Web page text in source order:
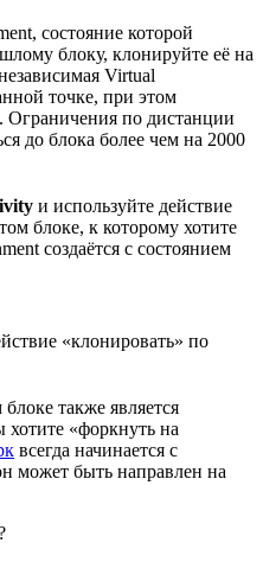
состояние которой
блоку, клонируйте её на
Virtual
точке, при этом
Ограничения по дистанции
до блока более чем на 2000
и используйте действие
блоке, к которому хотите
создаётся с состоянием
«клонировать» по
также является
«форкнуть на
всегда начинается с
может быть направлен на